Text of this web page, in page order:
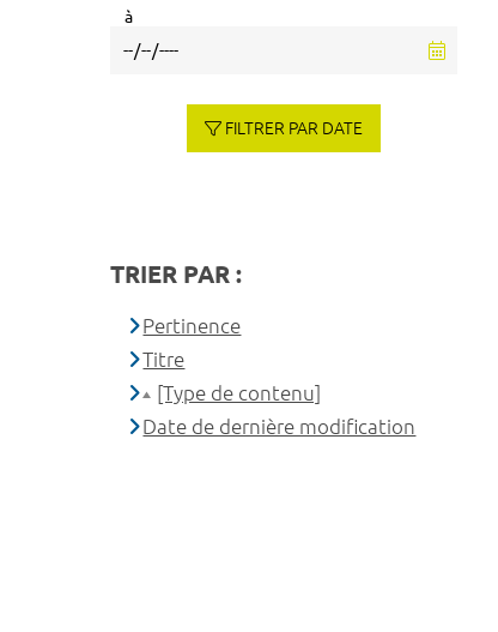
à
FILTRER PAR DATE
TRIER PAR :
Pertinence
Titre
[Type de contenu]
Date de dernière modification